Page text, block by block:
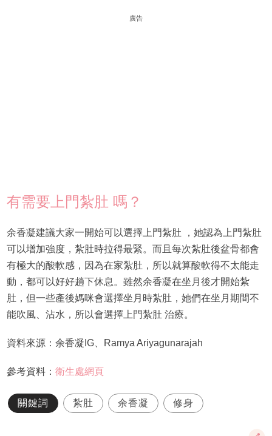
廣告
有需要上門紮肚 嗎？
余香凝建議大家一開始可以選擇上門紮肚 ，她認為上門紮肚
可以增加強度，紮肚時拉得最緊。而且每次紮肚後盆骨都會
有極大的酸軟感，因為在家紮肚，所以就算酸軟得不太能走
動，都可以好好趟下休息。雖然余香凝在坐月後才開始紮
肚，但一些產後媽咪會選擇坐月時紮肚，她們在坐月期間不
能吹風、沾水，所以會選擇上門紮肚 治療。
資料來源：余香凝IG、Ramya Ariyagunarajah
參考資料： 衛生處網頁
關鍵詞 紮肚 余香凝 修身